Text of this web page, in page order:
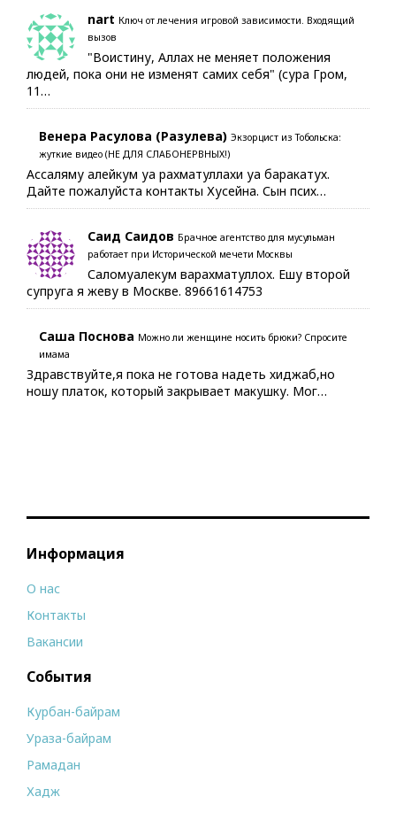
nart Ключ от лечения игровой зависимости. Входящий
вызов
"Воистину, Аллах не меняет положения
людей, пока они не изменят самих себя" (сура Гром,
11…
Венера Расулова (Разулева) Экзорцист из Тобольска:
жуткие видео (НЕ ДЛЯ СЛАБОНЕРВНЫХ!)
Ассаляму алейкум уа рахматуллахи уа баракатух.
Дайте пожалуйста контакты Хусейна. Сын псих…
Саид Саидов Брачное агентство для мусульман
работает при Исторической мечети Москвы
Саломуалекум варахматуллох. Ешу второй
супруга я жеву в Москве. 89661614753
Саша Поснова Можно ли женщине носить брюки? Спросите
имама
Здравствуйте,я пока не готова надеть хиджаб,но
ношу платок, который закрывает макушку. Мог…
Информация
О нас
Контакты
Вакансии
События
Курбан-байрам
Ураза-байрам
Рамадан
Хадж